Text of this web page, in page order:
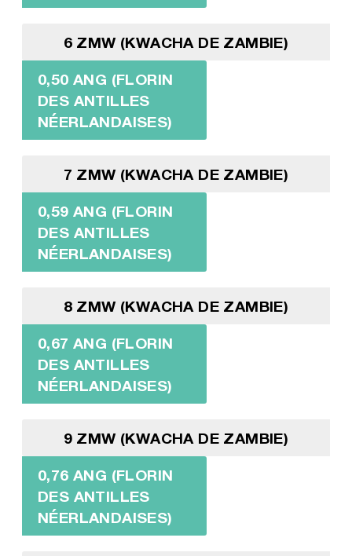
6 ZMW (KWACHA DE ZAMBIE)
0,50 ANG (FLORIN
DES ANTILLES
NÉERLANDAISES)
7 ZMW (KWACHA DE ZAMBIE)
0,59 ANG (FLORIN
DES ANTILLES
NÉERLANDAISES)
8 ZMW (KWACHA DE ZAMBIE)
0,67 ANG (FLORIN
DES ANTILLES
NÉERLANDAISES)
9 ZMW (KWACHA DE ZAMBIE)
0,76 ANG (FLORIN
DES ANTILLES
NÉERLANDAISES)